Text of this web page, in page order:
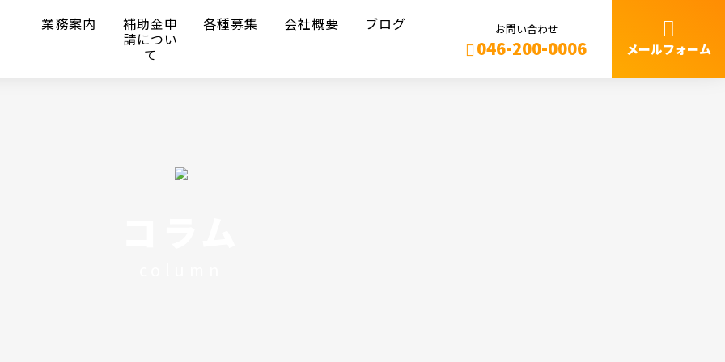
業務案内 補助金申
請につい
て
各種募集 会社概要 ブログ お問い合わせ
046-200-0006 メールフォーム